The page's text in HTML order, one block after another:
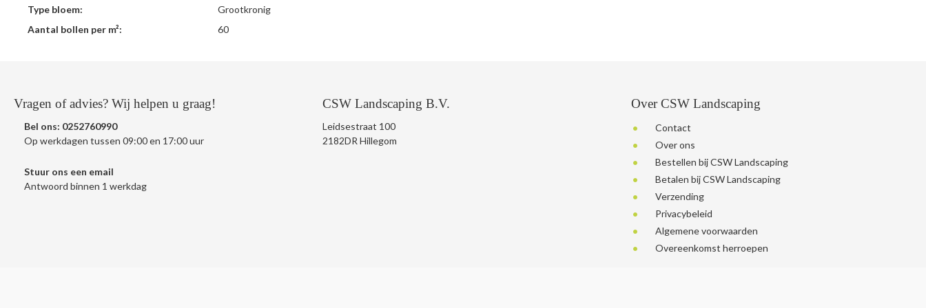
Type bloem:
Grootkronig
Aantal bollen per m²:
60
CSW Landscaping B.V.
Leidsestraat 100
2182DR Hillegom
Vragen of advies? Wij helpen u graag!
Bel ons: 0252760990
Op werkdagen tussen 09:00 en 17:00 uur
Stuur ons een email
Antwoord binnen 1 werkdag
Over CSW Landscaping
Contact
Over ons
Bestellen bij CSW Landscaping
Betalen bij CSW Landscaping
Verzending
Privacybeleid
Algemene voorwaarden
Overeenkomst herroepen